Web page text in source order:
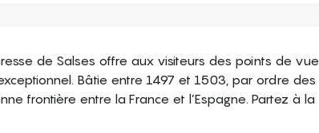
de Salses offre aux visiteurs des points de vue
Bâtie entre 1497 et 1503, par ordre des
frontière entre la France et l’Espagne. Partez à la